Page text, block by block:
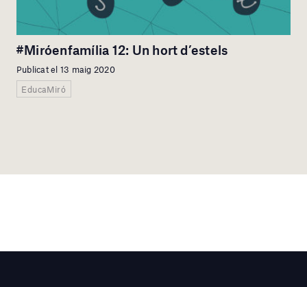
#Miróenfamília 12: Un hort d’estels
Publicat el 13 maig 2020
EducaMiró